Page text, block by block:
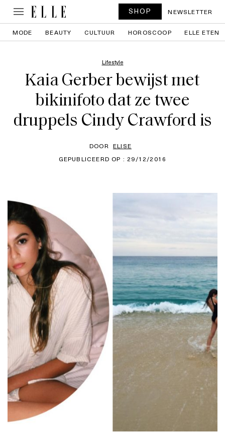
SHOP NEWSLETTER
MODE BEAUTY CULTUUR HOROSCOOP ELLE ETEN
Lifestyle
Kaia Gerber bewijst met
bikinifoto dat ze twee
druppels Cindy Crawford is
DOOR ELISE
GEPUBLICEERD OP : 29/12/2016